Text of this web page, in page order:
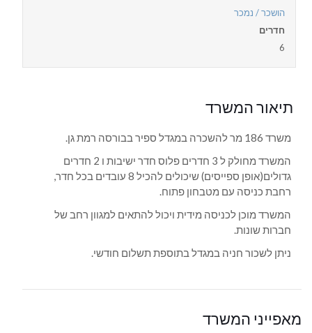
הושכר / נמכר
חדרים
6
תיאור המשרד
משרד 186 מר להשכרה במגדל ספיר בבורסה רמת גן.
המשרד מחולק ל 3 חדרים פלוס חדר ישיבות ו 2 חדרים
גדולים(אופן ספייסים) שיכולים להכיל 8 עובדים בכל חדר,
רחבת כניסה עם מטבחון פתוח.
המשרד מוכן לכניסה מידית ויכול להתאים למגוון רחב של
חברות שונות.
ניתן לשכור חניה במגדל בתוספת תשלום חודשי.
מאפייני המשרד